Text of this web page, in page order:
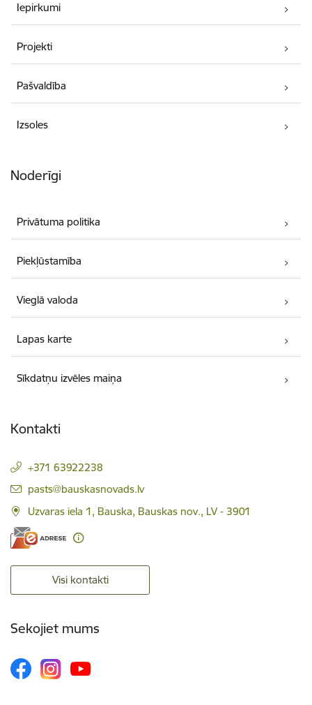
Iepirkumi
Projekti
Pašvaldība
Izsoles
Noderīgi
Privātuma politika
Piekļūstamība
Vieglā valoda
Lapas karte
Sīkdatņu izvēles maiņa
Kontakti
+371 63922238
E-pasts:
pasts@bauskasnovads.lv
Uzvaras iela 1, Bauska, Bauskas nov., LV - 3901
Visi kontakti
Sekojiet mums